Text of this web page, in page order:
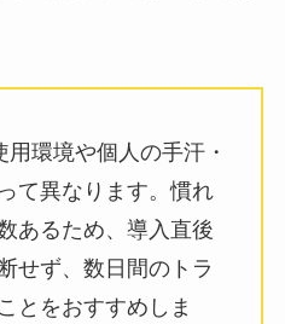
環境や個人の手汗・
て異なります。慣れ
あるため、導入直後
せず、数日間のトラ
とをおすすめしま